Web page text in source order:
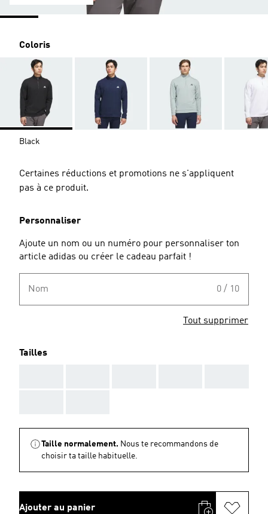
Coloris
Black
Certaines réductions et promotions ne s'appliquent
pas à ce produit.
Personnaliser
Ajoute un nom ou un numéro pour personnaliser ton
article adidas ou créer le cadeau parfait !
Nom 0 / 10
Tout supprimer
Tailles
Taille normalement. Nous te recommandons de
choisir ta taille habituelle.
Ajouter au panier